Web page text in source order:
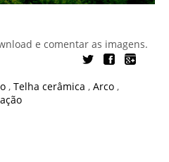
e comentar as imagens.
, Telha cerâmica , Arco ,